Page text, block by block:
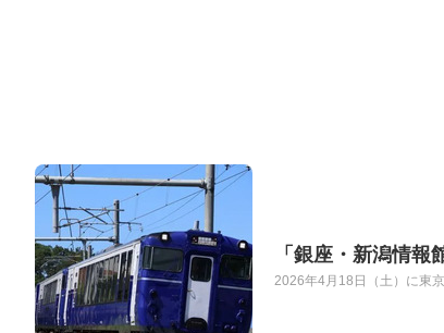
「銀座・新潟情
2026年4月18日（土）に東